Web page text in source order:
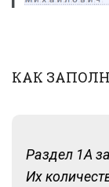
КАК
Раздел 1А
Их